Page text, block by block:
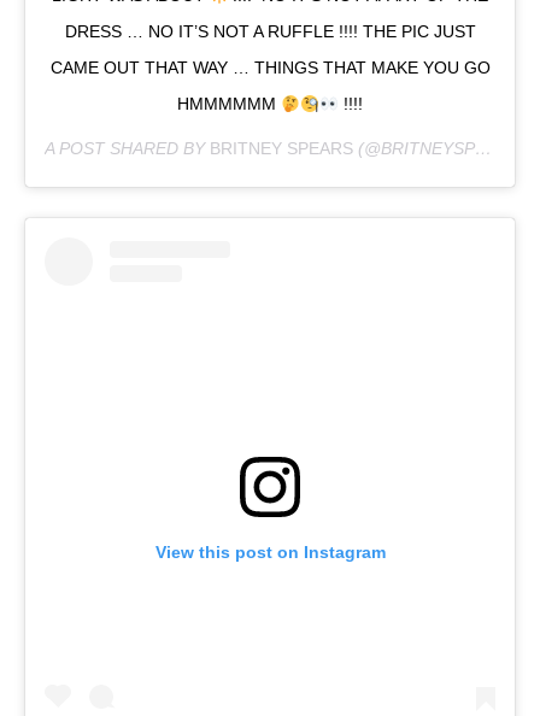
DRESS … NO IT’S NOT A RUFFLE !!!! THE PIC JUST
CAME OUT THAT WAY … THINGS THAT MAKE YOU GO
HMMMMMM
!!!!
A POST SHARED BY BRITNEY SPEARS (@BRITNEYSPEARS) ON
View this post on Instagram